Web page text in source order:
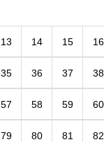
13 14 15 16
35 36 37 38
57 58 59 60
79 80 81 82